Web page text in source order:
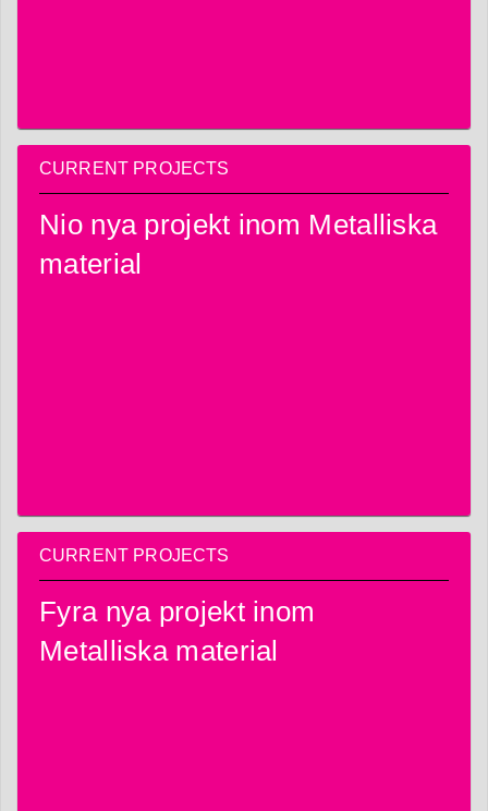
CURRENT PROJECTS
Nio nya projekt inom Metalliska
material
CURRENT PROJECTS
Fyra nya projekt inom
Metalliska material